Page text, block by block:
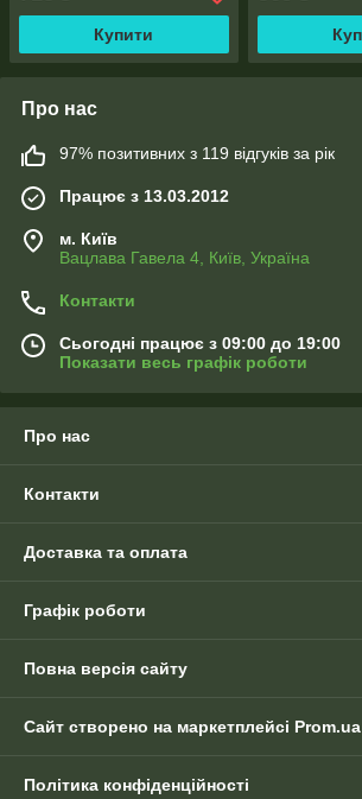
Купити
Про нас
97% позитивних з 119 відгуків за рік
Працює з 13.03.2012
м. Київ
Вацлава Гавела 4, Київ, Україна
Контакти
Сьогодні працює з 09:00 до 19:00
Показати весь графік роботи
Про нас
Контакти
Доставка та оплата
Графік роботи
Повна версія сайту
Сайт створено на маркетплейсі Prom.ua
Політика конфіденційності